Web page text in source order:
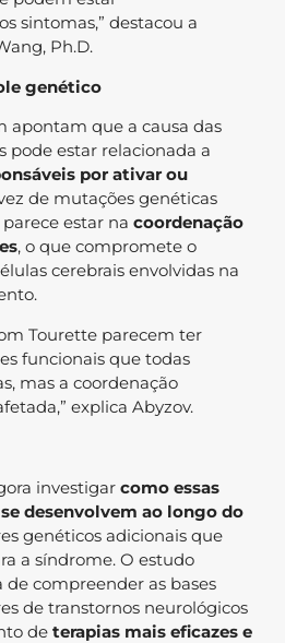
sintomas,” destacou a
Ph.D.
genético
apontam que a causa das
pode estar relacionada a
por ativar ou
de mutações genéticas
estar na coordenação
, o que compromete o
cerebrais envolvidas na
Tourette parecem ter
funcionais que todas
mas a coordenação
explica Abyzov.
investigar como essas
desenvolvem ao longo do
genéticos adicionais que
a síndrome. O estudo
compreender as bases
de transtornos neurológicos
de terapias mais eficazes e